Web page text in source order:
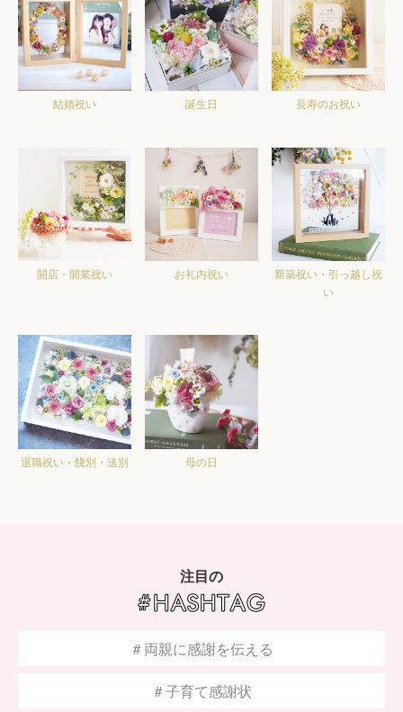
結婚祝い 誕生日 長寿のお祝い
開店・開業祝い お礼内祝い
新築祝い・引っ越し祝
い
退職祝い・餞別・送別 母の日
注目の
＃両親に感謝を伝える
＃子育て感謝状